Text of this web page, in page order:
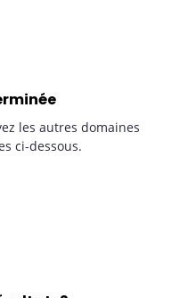
les autres domaines
ci-dessous.